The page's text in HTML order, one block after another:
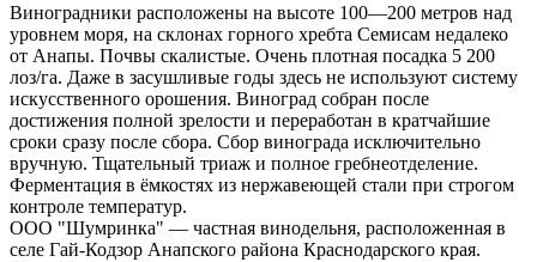
Виноградники расположены на высоте 100—200 метров над
уровнем моря, на склонах горного хребта Семисам недалеко
от Анапы. Почвы скалистые. Очень плотная посадка 5 200
лоз/га. Даже в засушливые годы здесь не используют систему
искусственного орошения. Виноград собран после
достижения полной зрелости и переработан в кратчайшие
сроки сразу после сбора. Сбор винограда исключительно
вручную. Тщательный триаж и полное гребнеотделение.
Ферментация в ёмкостях из нержавеющей стали при строгом
контроле температур.
ООО "Шумринка" — частная винодельня, расположенная в
селе Гай-Кодзор Анапского района Краснодарского края.